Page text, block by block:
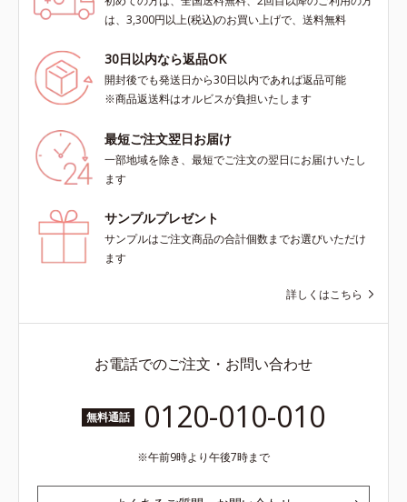
は、3,300円以上(税込)のお買い上げで、送料無料
30日以内なら返品OK
開封後でも発送日から30日以内であれば返品可能
※商品返送料はオルビスが負担いたします
最短ご注文翌日お届け
一部地域を除き、最短でご注文の翌日にお届けいたし
ます
サンプルプレゼント
サンプルはご注文商品の合計個数までお選びいただけ
ます
詳しくはこちら
お電話でのご注文・お問い合わせ
無料通話 0120-010-010
午前9時より午後7時まで